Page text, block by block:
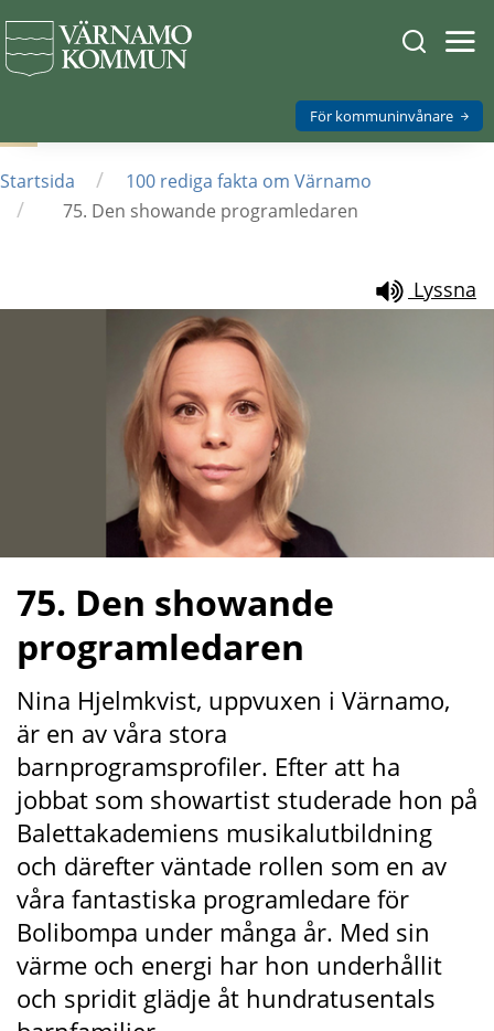
Sök
på
För kommuninvånare
Startsida / 100 rediga fakta om Värnamo
/ 75. Den showande programledaren
Lyssna
75. Den showande
programledaren
Nina Hjelmkvist, uppvuxen i Värnamo,
är en av våra stora
barnprogramsprofiler. Efter att ha
jobbat som showartist studerade hon på
Balettakademiens musikalutbildning
och därefter väntade rollen som en av
våra fantastiska programledare för
Bolibompa under många år. Med sin
värme och energi har hon underhållit
och spridit glädje åt hundratusentals